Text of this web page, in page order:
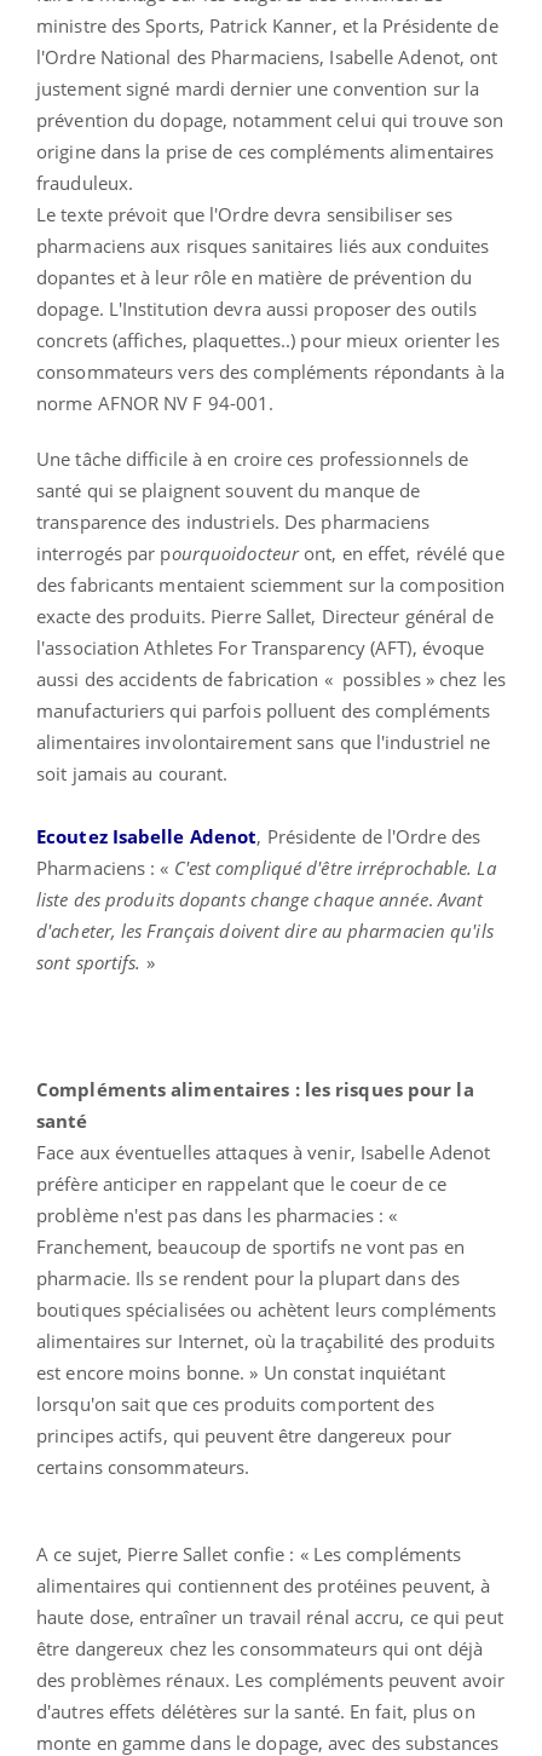
ministre des Sports, Patrick Kanner, et la Présidente de
l'Ordre National des Pharmaciens, Isabelle Adenot, ont
justement signé mardi dernier une convention sur la
prévention du dopage, notamment celui qui trouve son
origine dans la prise de ces compléments alimentaires
frauduleux.
Le texte prévoit que l'Ordre devra sensibiliser ses
pharmaciens aux risques sanitaires liés aux conduites
dopantes et à leur rôle en matière de prévention du
dopage. L'Institution devra aussi proposer des outils
concrets (affiches, plaquettes..) pour mieux orienter les
consommateurs vers des compléments répondants à la
norme AFNOR NV F 94-001.
Une tâche difficile à en croire ces professionnels de
santé qui se plaignent souvent du manque de
transparence des industriels. Des pharmaciens
interrogés par pourquoidocteur ont, en effet, révélé que
des fabricants mentaient sciemment sur la composition
exacte des produits. Pierre Sallet, Directeur général de
l'association Athletes For Transparency (AFT), évoque
aussi des accidents de fabrication « possibles » chez les
manufacturiers qui parfois polluent des compléments
alimentaires involontairement sans que l'industriel ne
soit jamais au courant.
Ecoutez Isabelle Adenot, Présidente de l'Ordre des
Pharmaciens : « C'est compliqué d'être irréprochable. La
liste des produits dopants change chaque année. Avant
d'acheter, les Français doivent dire au pharmacien qu'ils
sont sportifs. »
Compléments alimentaires : les risques pour la
santé
Face aux éventuelles attaques à venir, Isabelle Adenot
préfère anticiper en rappelant que le coeur de ce
problème n'est pas dans les pharmacies : «
Franchement, beaucoup de sportifs ne vont pas en
pharmacie. Ils se rendent pour la plupart dans des
boutiques spécialisées ou achètent leurs compléments
alimentaires sur Internet, où la traçabilité des produits
est encore moins bonne. » Un constat inquiétant
lorsqu'on sait que ces produits comportent des
principes actifs, qui peuvent être dangereux pour
certains consommateurs.
A ce sujet, Pierre Sallet confie : « Les compléments
alimentaires qui contiennent des protéines peuvent, à
haute dose, entraîner un travail rénal accru, ce qui peut
être dangereux chez les consommateurs qui ont déjà
des problèmes rénaux. Les compléments peuvent avoir
d'autres effets délétères sur la santé. En fait, plus on
monte en gamme dans le dopage, avec des substances